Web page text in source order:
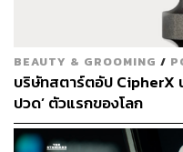
Networking เน้นสร้างค
ใหม่เข้าถึงโอกาสทางธุร
WeWork ยังจับมือเป็นพั
ชั้นนำในแต่ละประเทศ เพื่
ว่าจะเป็นปักกิ่ง, เซี่ยงไฮ้,
ปารีส, เซาเปาโล โดยเน้น
เป้าว่าจะบุกตลาดมุมไบ โ
BEAUTY & GROOMING /
บริษัทสตาร์ตอัป CipherX
ปวด’ ตัวแรกของโลก